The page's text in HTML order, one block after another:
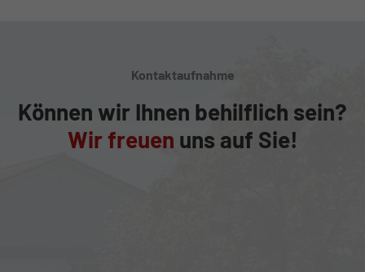
Kontaktaufnahme
Können wir Ihnen behilflich sein?
Wir freuen uns auf Sie!